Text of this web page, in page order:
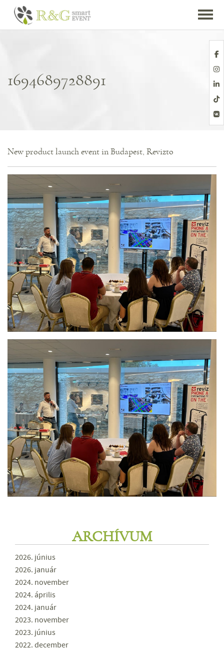
1694689728891
New product launch event in Budapest, Revizto
ARCHÍVUM
2026. június
2026. január
2024. november
2024. április
2024. január
2023. november
2023. június
2022. december